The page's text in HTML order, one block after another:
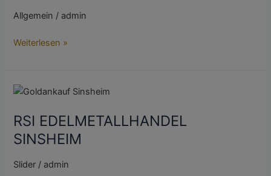
Allgemein / admin
Weiterlesen »
RSI EDELMETALLHANDEL
SINSHEIM
Slider / admin
RSI
SINSHEIM